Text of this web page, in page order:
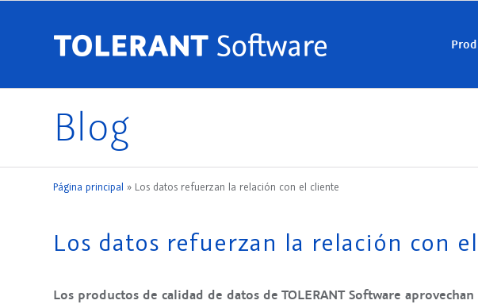
Blog
Página principal » Los datos refuerzan la relación con el cliente
Los datos refuerzan la relación con
Los productos de calidad de datos de TOLERANT Software